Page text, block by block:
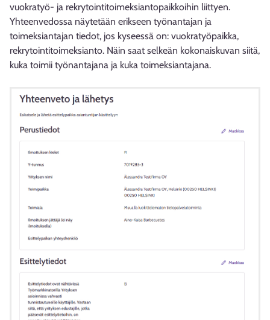
vuokratyö- ja rekrytointitoimeksiantopaikkoihin liittyen.
Yhteenvedossa näytetään erikseen työnantajan ja
toimeksiantajan tiedot, jos kyseessä on: vuokratyöpaikka,
rekrytointitoimeksianto. Näin saat selkeän kokonaiskuvan siitä,
kuka toimii työnantajana ja kuka toimeksiantajana.